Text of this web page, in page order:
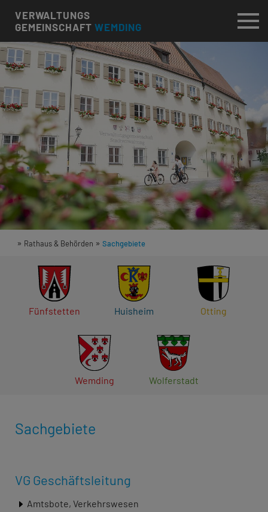
VERWALTUNGS
GEMEINSCHAFTWEMDING
» Rathaus & Behörden » Sachgebiete
Fünfstetten Huisheim Otting
Wemding Wolferstadt
Sachgebiete
VG Geschäftsleitung
Amtsbote, Verkehrswesen